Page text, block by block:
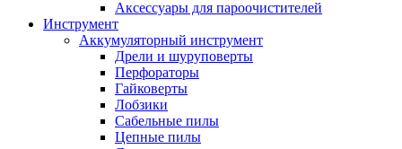
Аксессуары для пароочистителей
Инструмент
Аккумуляторный инструмент
Дрели и шуруповерты
Перфораторы
Гайковерты
Лобзики
Сабельные пилы
Цепные пилы